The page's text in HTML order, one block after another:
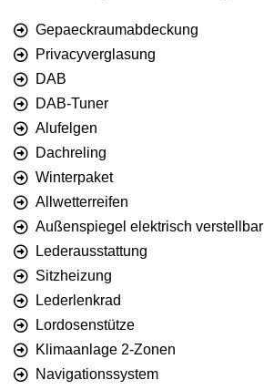
Gepaeckraumabdeckung
Privacyverglasung
DAB
DAB-Tuner
Alufelgen
Dachreling
Winterpaket
Allwetterreifen
Außenspiegel elektrisch verstellbar
Lederausstattung
Sitzheizung
Lederlenkrad
Lordosenstütze
Klimaanlage 2-Zonen
Navigationssystem